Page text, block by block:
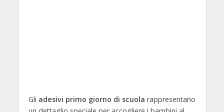
Gli adesivi primo giorno di scuola rappresentano